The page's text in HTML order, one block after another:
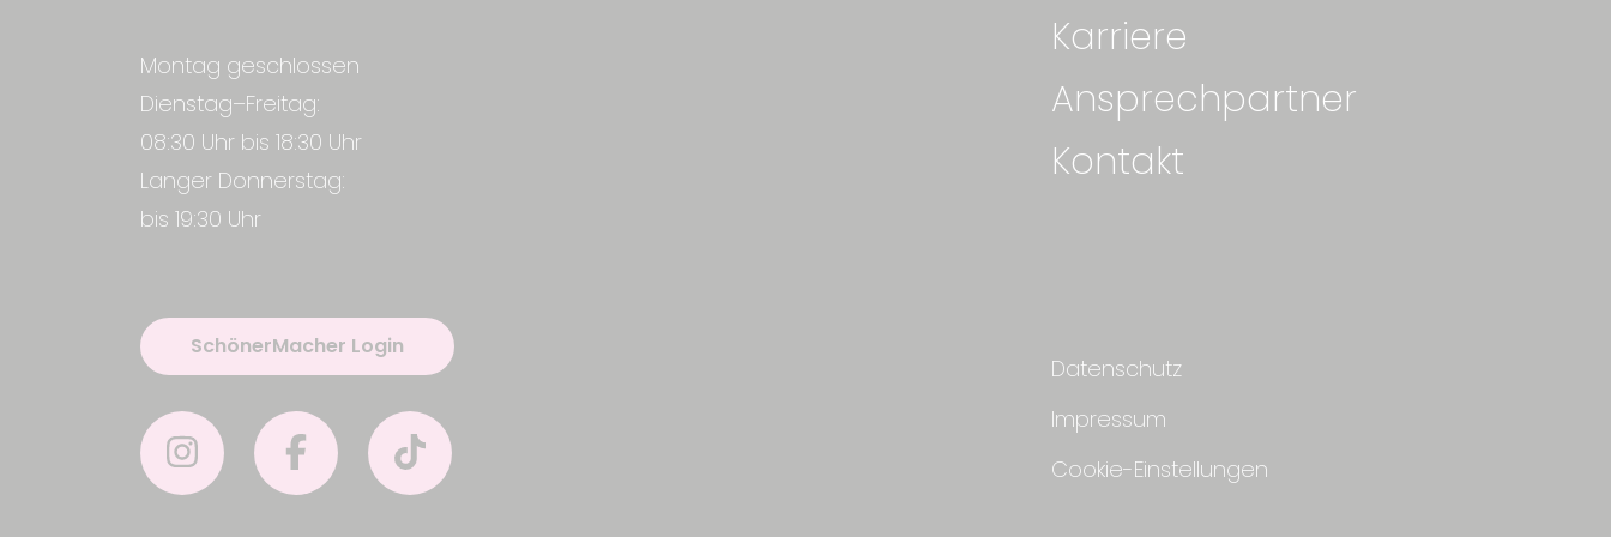
Montag geschlossen
Dienstag–Freitag:
08:30 Uhr bis 18:30 Uhr
Langer Donnerstag:
bis 19:30 Uhr
Karriere
Ansprechpartner
Kontakt
SchönerMacher Login
Datenschutz
Impressum
Cookie-Einstellungen